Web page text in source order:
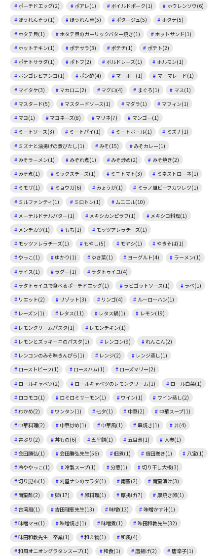
ポーチドエッグ(2)
ポアレ(1) ボイルドポーク(1)
ホウレンソウ(6)
ほうれんそう(1)
ほうれん草(5) ポタージュ(5)
ホタテ(5)
ホタテ貝(1)
ホタテ貝のガーリックバター焼き(1)
ホットサンド(1)
ホットチキン(1)
ポテサラ(3) ポテチ(1)
ポテト(2)
ポテトサラダ(1)
ポトフ(2) ボルドレーズ(1)
ホルモン(1)
ボンゴレビアンコ(1)
ポン酢(4) マーボー(1)
マーマレード(1)
マイタケ(3)
マカロニ(2) マグロ(4) まぐろ(1)
マス(1)
マスタード(5)
マスタードソース(1) マダラ(1)
マフィン(1)
マヨ(1)
マヨネーズ(8) マリネ(7)
マンゴー(1)
ミートソース(3)
ミートパイ(1) ミートボール(1)
ミズナ(1)
ミズナと油揚げの煮びたし(1)
みそ(15)
みそカレー(1)
みそラーメン(1)
みぞれ煮(1) みそ炒め(2)
みそ焼き(2)
みそ煮(1)
ミックスチーズ(1) ミニトマト(3)
ミネストローネ(1)
ミモザ(1)
ミョウガ(6) みょうが(1)
ミラノ風ビーフカツレツ(1)
ミルファンティ(1)
ミロトン(1)
ムニエル(10)
メーテルドテルバター(1)
メキシカンピラフ(1)
メキシコ料理(1)
メンチカツ(1)
もち(1)
モッツアレラチーズ(1)
モッツァレラチーズ(1)
もやし(5) モヤシ(1)
やきそば(1)
やっこ(1)
ゆかり(1) ゆき菜(1) ヨーグルト(4)
ラーメン(1)
ライス(1)
ラグー(1)
ラタトゥイユ(4)
ラタトゥイユで食べるポーチドエッグ(1)
ラビゴットソース(1)
ラペ(1)
リエット(2)
リゾット(3) リンゴ(4)
ルーローハン(1)
レーズン(1)
レタス(11) レタス鍋(1)
レモン(19)
レモンクリームパスタ(1)
レモンチキン(1)
レモンとズッキーニのパスタ(1)
レンコン(9)
れんこん(2)
レンコンのみそ味きんぴら(1)
レンジ(2)
レンジ蒸し(1)
ローストビーフ(1)
ロースハム(1)
ローズマリー(2)
ロールキャベツ(2)
ロールキャベツのレモンクリーム(1)
ロール白菜(1)
ロコモコ(1)
ロミロミサーモン(1) ワイン(1)
ワイン蒸し(2)
わかめ(2)
ワンタン(1) 七夕(1) 中華(2)
中華スープ(1)
中華料理(2)
中華炒め(1) 中華風(1) 串焼き(1)
丼(4)
丼ぶり(2)
丼もの(6) 五平餅(1) 五目煮(1)
人参(1)
会田勝弘(1)
会田勝弘先生(56) 佃煮(1) 信田巻き(1)
八宝(1)
冷ややっこ(1)
冷製スープ(1) 分葱(1)
切り干し大根(3)
切り昆布(1)
刈屋ナシのサラダ(1) 南蛮(2)
南蛮漬け(3)
南蛮酢(2)
卵(17) 卵料理(1) 厚揚げ(7)
厚焼き卵(1)
台湾風(1)
吉田理恵先生(13) 味噌(13)
味噌かす汁(1)
味噌マヨ(1)
味噌焼き(1) 味噌煮(1)
味田和教先生(32)
味田和教先生 卒業(1)
和え物(1)
和風(4)
和風オニオングラタンスープ(1)
和食(1) 唐揚げ(2)
唐辛子(1)